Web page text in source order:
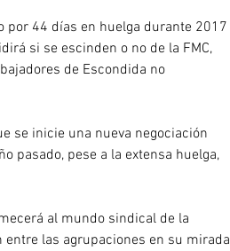
por 44 días en huelga durante 2017
si se escinden o no de la FMC,
de Escondida no
se inicie una nueva negociación
pasado, pese a la extensa huelga,
al mundo sindical de la
las agrupaciones en su mirada